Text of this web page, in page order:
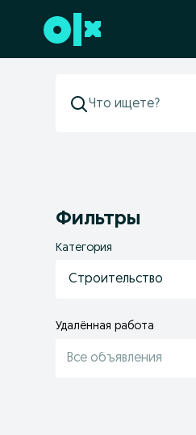
Перейти к нижнему колонтитулу
Фильтры
Категория
Строительство
Удалённая работа
Все объявления